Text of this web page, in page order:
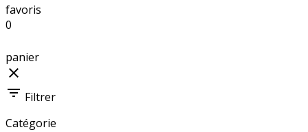
favoris
0
panier
close
filter_list Filtrer
Catégorie